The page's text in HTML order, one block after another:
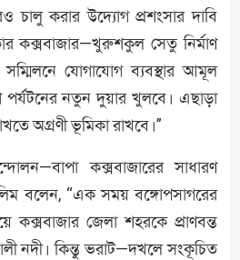
চালু করার উদ্যোগ প্রশংসার দাবি
কক্সবাজার—খুরুশকুল সেতু নির্মাণ
যোগাযোগ ব্যবস্থার আমূল
পর্যটনের নতুন দুয়ার খুলবে। এছাড়া
অগ্রণী ভূমিকা রাখবে।”
কক্সবাজারের সাধারণ
বলেন, “এক সময় বঙ্গোপসাগরের
কক্সবাজার জেলা শহরকে প্রাণবন্ত
নদী। কিন্তু ভরাট—দখলে সংকূচিত